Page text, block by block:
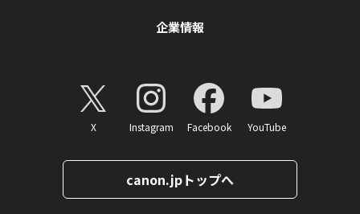
企業情報
X Instagram Facebook YouTube
canon.jpトップへ